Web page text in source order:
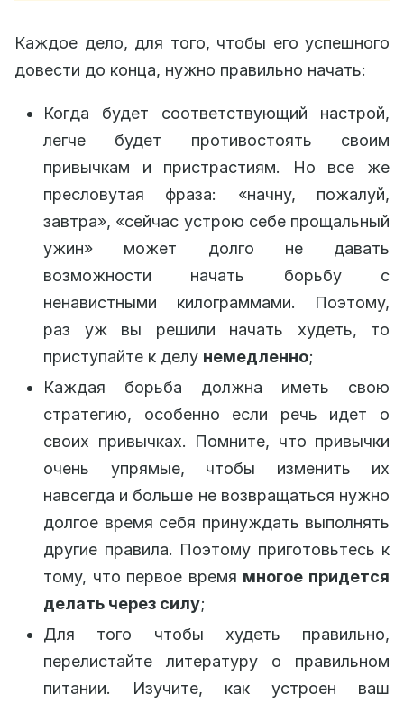
Каждое дело, для того, чтобы его успешного
довести до конца, нужно правильно начать:
Когда будет соответствующий настрой,
легче будет противостоять своим
привычкам и пристрастиям. Но все же
пресловутая фраза: «начну, пожалуй,
завтра», «сейчас устрою себе прощальный
ужин» может долго не давать
возможности начать борьбу с
ненавистными килограммами. Поэтому,
раз уж вы решили начать худеть, то
приступайте к делу немедленно;
Каждая борьба должна иметь свою
стратегию, особенно если речь идет о
своих привычках. Помните, что привычки
очень упрямые, чтобы изменить их
навсегда и больше не возвращаться нужно
долгое время себя принуждать выполнять
другие правила. Поэтому приготовьтесь к
тому, что первое время многое придется
делать через силу;
Для того чтобы худеть правильно,
перелистайте литературу о правильном
питании. Изучите, как устроен ваш